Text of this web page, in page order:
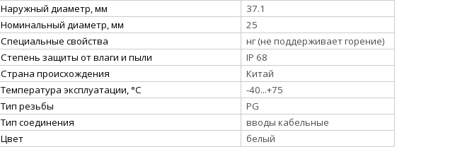
Наружный диаметр, мм
37.1
Номинальный диаметр, мм
25
Специальные свойства
нг (не поддерживает горение)
Степень защиты от влаги и пыли
IP 68
Страна происхождения
Китай
Температура эксплуатации, °С
-40...+75
Тип резьбы
PG
Тип соединения
вводы кабельные
Цвет
белый